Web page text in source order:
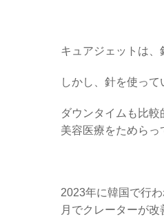
キュアジェットは、
しかし、針を使っ
ダウンタイムも比
美容医療をためらっ
2023年に韓国で行
月でクレーターが改